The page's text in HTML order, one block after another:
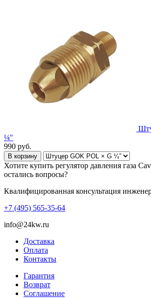
¼″
990 руб.
В корзину
Хотите купить регулятор давления газа
остались вопросы?
Квалифицированная консультация
+7 (495) 565-35-64
info@24kw.ru
Доставка
Оплата
Контакты
Гарантия
Возврат
Cоглашение